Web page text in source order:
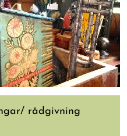
rådgivning